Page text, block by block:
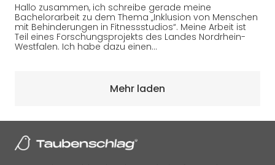
Hallo zusammen, ich schreibe gerade meine
Bachelorarbeit zu dem Thema „Inklusion von Menschen
mit Behinderungen in Fitnessstudios“. Meine Arbeit ist
Teil eines Forschungsprojekts des Landes Nordrhein-
Westfalen. Ich habe dazu einen…
Mehr laden